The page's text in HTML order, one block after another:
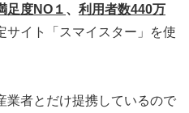
足度NO１ 、 利用者数440万
サイト「スマイスター」を使
業者とだけ提携しているので